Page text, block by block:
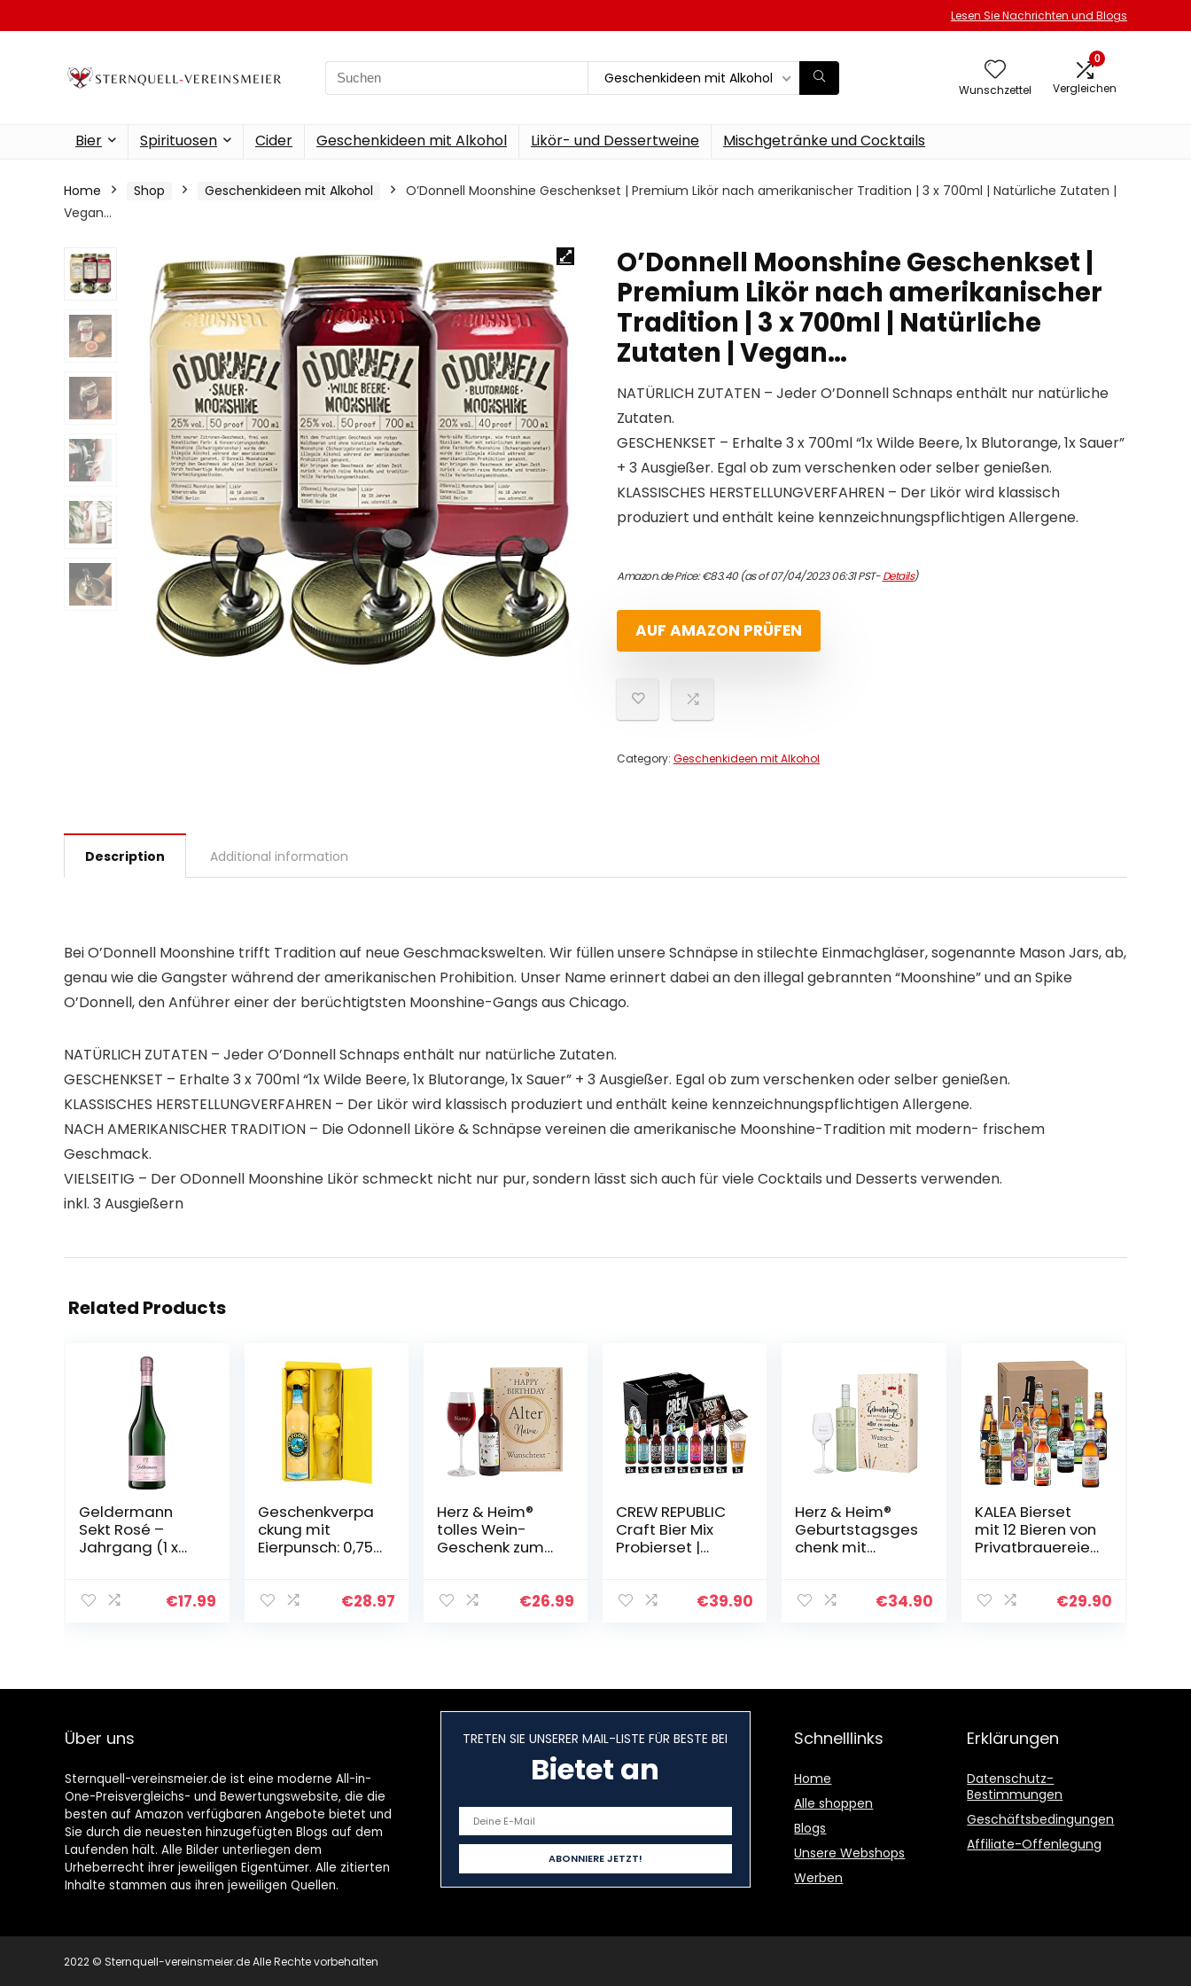
Lesen Sie Nachrichten und Blogs
Search
for:
Geschenkideen mit Alkohol
Wunschzettel
0
Vergleichen
Bier Spirituosen Cider Geschenkideen mit Alkohol Likör- und Dessertweine Mischgetränke und Cocktails
Home Shop Geschenkideen mit Alkohol
O’Donnell Moonshine Geschenkset | Premium Likör nach amerikanischer Tradition | 3 x 700ml | Natürliche Zutaten |
Vegan…
O’Donnell Moonshine Geschenkset |
Premium Likör nach amerikanischer
Tradition | 3 x 700ml | Natürliche
Zutaten | Vegan…
NATÜRLICH ZUTATEN – Jeder O’Donnell Schnaps enthält nur natürliche
Zutaten.
GESCHENKSET – Erhalte 3 x 700ml “1x Wilde Beere, 1x Blutorange, 1x Sauer”
+ 3 Ausgießer. Egal ob zum verschenken oder selber genießen.
KLASSISCHES HERSTELLUNGVERFAHREN – Der Likör wird klassisch
produziert und enthält keine kennzeichnungspflichtigen Allergene.
Amazon.de Price:€83.40(as of 07/04/2023 06:31 PST-Details)
AUF AMAZON PRÜFEN
Category: Geschenkideen mit Alkohol
Description Additional information
Bei O’Donnell Moonshine trifft Tradition auf neue Geschmackswelten. Wir füllen unsere Schnäpse in stilechte Einmachgläser, sogenannte Mason Jars, ab,
genau wie die Gangster während der amerikanischen Prohibition. Unser Name erinnert dabei an den illegal gebrannten “Moonshine” und an Spike
O’Donnell, den Anführer einer der berüchtigtsten Moonshine-Gangs aus Chicago.
NATÜRLICH ZUTATEN – Jeder O’Donnell Schnaps enthält nur natürliche Zutaten.
GESCHENKSET – Erhalte 3 x 700ml “1x Wilde Beere, 1x Blutorange, 1x Sauer” + 3 Ausgießer. Egal ob zum verschenken oder selber genießen.
KLASSISCHES HERSTELLUNGVERFAHREN – Der Likör wird klassisch produziert und enthält keine kennzeichnungspflichtigen Allergene.
NACH AMERIKANISCHER TRADITION – Die Odonnell Liköre & Schnäpse vereinen die amerikanische Moonshine-Tradition mit modern- frischem
Geschmack.
VIELSEITIG – Der ODonnell Moonshine Likör schmeckt nicht nur pur, sondern lässt sich auch für viele Cocktails und Desserts verwenden.
inkl. 3 Ausgießern
Related Products
Geldermann
Sekt Rosé –
Jahrgang (1 x
der Extra-Klasse
€17.99
Geschenkverpa
ckung mit
Eierpunsch: 0,75
inkl. 2
€28.97
Herz & Heim®
tolles Wein-
Geschenk zum
Weinglas und
€26.99
CREW REPUBLIC
Craft Bier Mix
Probierset |
Bierspezialitäte
€39.90
Herz & Heim®
Geburtstagsges
chenk mit
Bree Wein zur
€34.90
KALEA Bierset
mit 12 Bieren von
Privatbrauereien
gerne neue€29.90
Über uns
Sternquell-vereinsmeier.de ist eine moderne All-in-
One-Preisvergleichs- und Bewertungswebsite, die die
besten auf Amazon verfügbaren Angebote bietet und
Sie durch die neuesten hinzugefügten Blogs auf dem
Laufenden hält. Alle Bilder unterliegen dem
Urheberrecht ihrer jeweiligen Eigentümer. Alle zitierten
Inhalte stammen aus ihren jeweiligen Quellen.
TRETEN SIE UNSERER MAIL-LISTE FÜR BESTE BEI
Bietet an
Schnelllinks
Home
Alle shoppen
Blogs
Unsere Webshops
Werben
Erklärungen
Datenschutz-
Bestimmungen
Geschäftsbedingungen
Affiliate-Offenlegung
2022 © Sternquell-vereinsmeier.de Alle Rechte vorbehalten